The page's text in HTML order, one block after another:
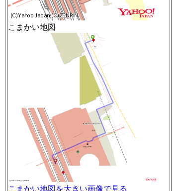
こまかい地図
こまかい地図を大きい画像で見る